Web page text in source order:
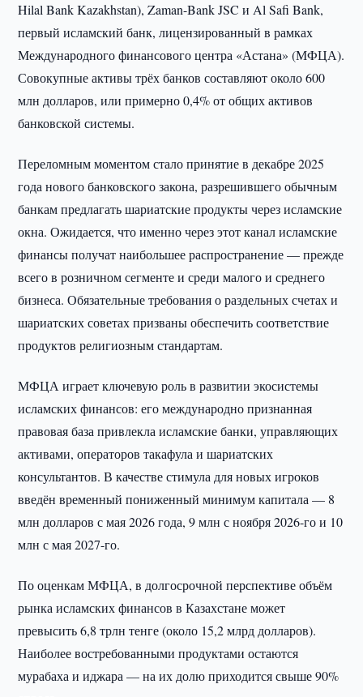
Hilal Bank Kazakhstan), Zaman-Bank JSC и Al Safi Bank,
первый исламский банк, лицензированный в рамках
Международного финансового центра «Астана» (МФЦА).
Совокупные активы трёх банков составляют около 600
млн долларов, или примерно 0,4% от общих активов
банковской системы.
Переломным моментом стало принятие в декабре 2025
года нового банковского закона, разрешившего обычным
банкам предлагать шариатские продукты через исламские
окна. Ожидается, что именно через этот канал исламские
финансы получат наибольшее распространение — прежде
всего в розничном сегменте и среди малого и среднего
бизнеса. Обязательные требования о раздельных счетах и
шариатских советах призваны обеспечить соответствие
продуктов религиозным стандартам.
МФЦА играет ключевую роль в развитии экосистемы
исламских финансов: его международно признанная
правовая база привлекла исламские банки, управляющих
активами, операторов такафула и шариатских
консультантов. В качестве стимула для новых игроков
введён временный пониженный минимум капитала — 8
млн долларов с мая 2026 года, 9 млн с ноября 2026-го и 10
млн с мая 2027-го.
По оценкам МФЦА, в долгосрочной перспективе объём
рынка исламских финансов в Казахстане может
превысить 6,8 трлн тенге (около 15,2 млрд долларов).
Наиболее востребованными продуктами остаются
мурабаха и иджара — на их долю приходится свыше 90%